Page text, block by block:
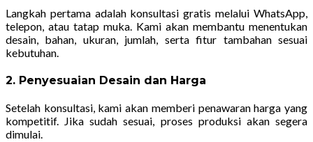
Langkah pertama adalah konsultasi gratis melalui WhatsApp,
telepon, atau tatap muka. Kami akan membantu menentukan
desain, bahan, ukuran, jumlah, serta fitur tambahan sesuai
kebutuhan.
2. Penyesuaian Desain dan Harga
Setelah konsultasi, kami akan memberi penawaran harga yang
kompetitif. Jika sudah sesuai, proses produksi akan segera
dimulai.